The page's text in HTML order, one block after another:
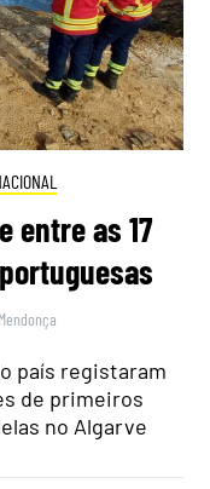
entre as 17
país registaram
de primeiros
no Algarve